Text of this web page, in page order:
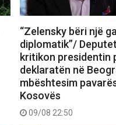
“Zelensky bëri një
diplomatik”/
kritikon presidentin
deklaratën në
mbështesim
Kosovës
09/08 22:50